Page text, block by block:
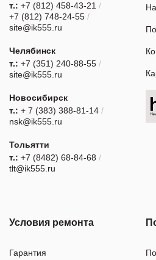
т.: +7 (812) 458-43-21 /
+7 (812) 748-24-55 /
site@ik555.ru
Челябинск
т.: +7 (351) 240-88-55 /
site@ik555.ru
Новосибирск
т.: + 7 (383) 388-81-14 /
nsk@ik555.ru
Тольятти
т.: +7 (8482) 68-84-68 /
tlt@ik555.ru
Условия ремонта
Гарантия